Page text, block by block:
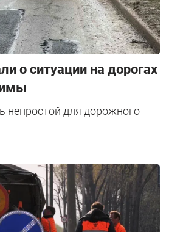
о ситуации на дорогах
непростой для дорожного